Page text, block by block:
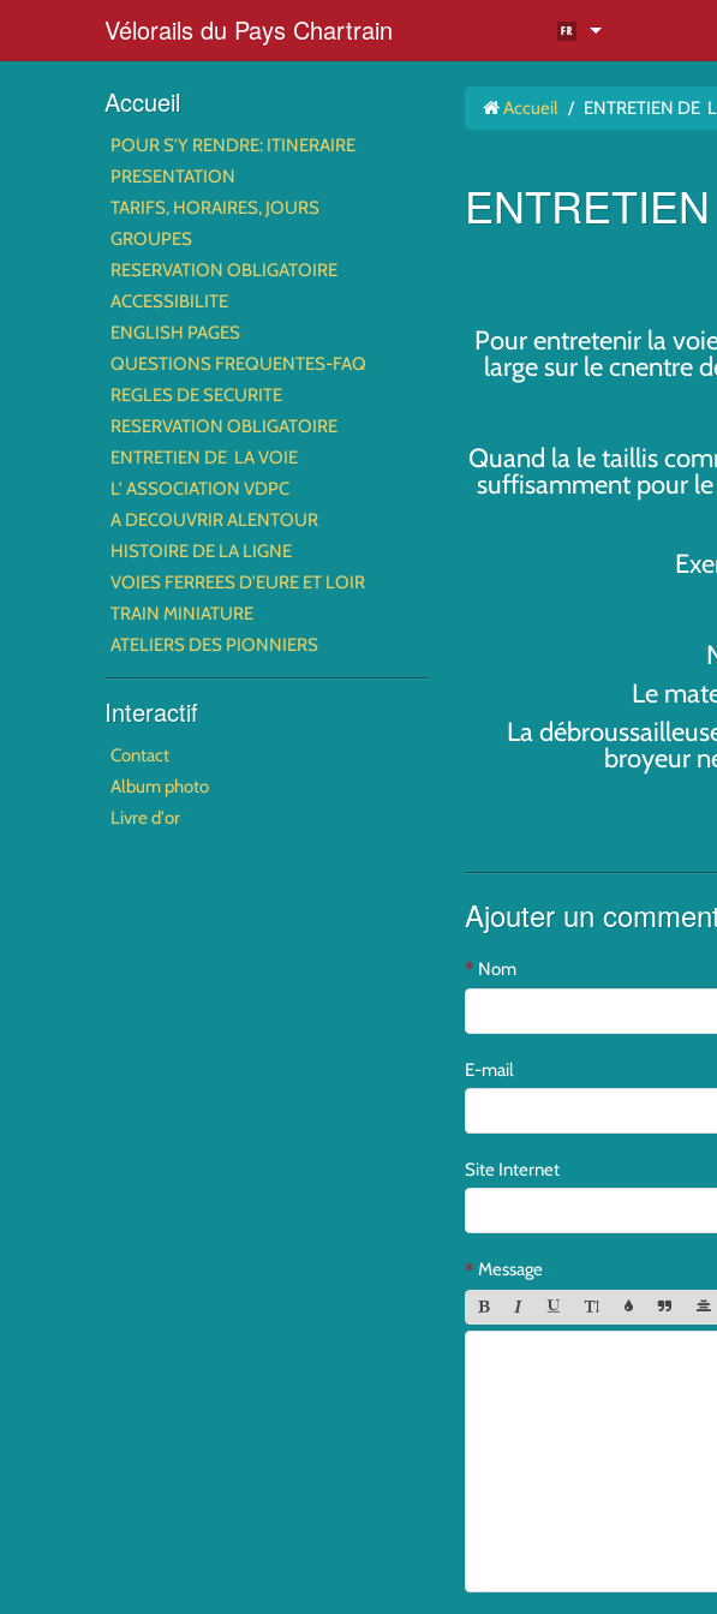
Vélorails du Pays Chartrain
Accueil
POUR S'Y RENDRE: ITINERAIRE
PRESENTATION
TARIFS, HORAIRES, JOURS
GROUPES
RESERVATION OBLIGATOIRE
ACCESSIBILITE
ENGLISH PAGES
QUESTIONS FREQUENTES-FAQ
REGLES DE SECURITE
RESERVATION OBLIGATOIRE
ENTRETIEN DE LA VOIE
L' ASSOCIATION VDPC
A DECOUVRIR ALENTOUR
HISTOIRE DE LA LIGNE
VOIES FERREES D'EURE ET LOIR
TRAIN MINIATURE
ATELIERS DES PIONNIERS
Interactif
Contact
Album photo
Livre d'or
Accueil / ENTRETIEN DE
Pour entretenir la
large sur le cnentre
Quand la le taillis
suffisamment pour
Le
La
broyeur
Ajouter un
Nom
E-mail
Site Internet
Message